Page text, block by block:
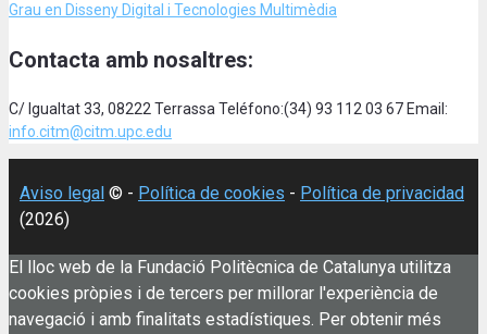
Grau en Disseny Digital i Tecnologies Multimèdia
Contacta amb nosaltres:
C/ Igualtat 33, 08222 Terrassa Teléfono:(34) 93 112 03 67 Email:
info.citm@citm.upc.edu
Aviso legal © - Política de cookies - Política de privacidad
(2026)
El lloc web de la Fundació Politècnica de Catalunya utilitza
cookies pròpies i de tercers per millorar l'experiència de
navegació i amb finalitats estadístiques. Per obtenir més